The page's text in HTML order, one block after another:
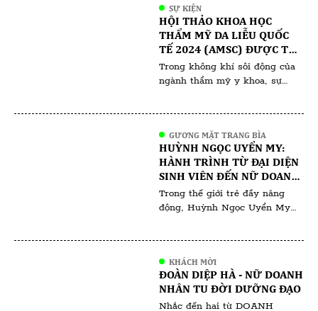
xưa – nơi những giá trị truyền
thống hòa quyện cùng ký ức
thân thương. Qua từng đường
nét, chất […]
SỰ KIỆN
HỘI THẢO KHOA HỌC
THẨM MỸ DA LIỄU QUỐC
TẾ 2024 (AMSC) ĐƯỢC TỔ
CHỨC TẠI KUALA LUMPUR
(MALAYSIA)
Trong không khí sôi động của
ngành thẩm mỹ y khoa, sự
làm đẹp. Với sự tham gia của
hàng trăm chuyên gia hàng
đầu đến từ khắp nơi trên thế
giới, hội nghị hứa hẹn mang […]
GƯƠNG MẶT TRANG BÌA
HUỲNH NGỌC UYỂN MY:
HÀNH TRÌNH TỪ ĐẠI DIỆN
SINH VIÊN ĐẾN NỮ DOANH
NHÂN ĐA TÀI
Trong thế giới trẻ đầy năng
động, Huỳnh Ngọc Uyển My
mà cô đã gặt hái ngay từ khi
còn ngồi trên ghế giảng đường.
Với vai trò là gương mặt đại
diện cho […]
KHÁCH MỜI
ĐOÀN DIỆP HÀ - NỮ DOANH
NHÂN TU ĐỜI DƯỠNG ĐẠO
Nhắc đến hai từ DOANH